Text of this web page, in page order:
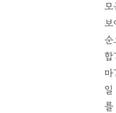
순
합
마
일
를